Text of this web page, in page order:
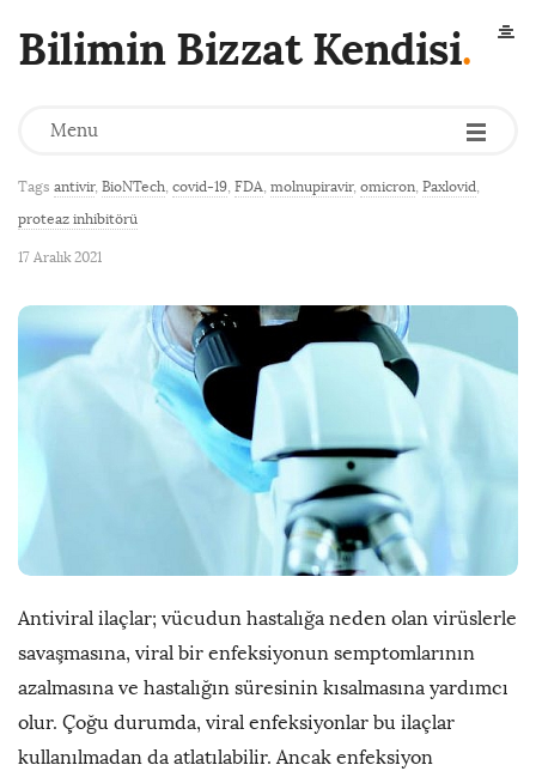
Bilimin Bizzat Kendisi.
Menu
Covid-19 için Antiviral
Tags antivir, BioNTech, covid-19, FDA, molnupiravir, omicron, Paxlovid,
proteaz inhibitörü
17 Aralık 2021
Antiviral ilaçlar; vücudun hastalığa neden olan virüslerle
savaşmasına, viral bir enfeksiyonun semptomlarının
azalmasına ve hastalığın süresinin kısalmasına yardımcı
olur. Çoğu durumda, viral enfeksiyonlar bu ilaçlar
kullanılmadan da atlatılabilir. Ancak enfeksiyon